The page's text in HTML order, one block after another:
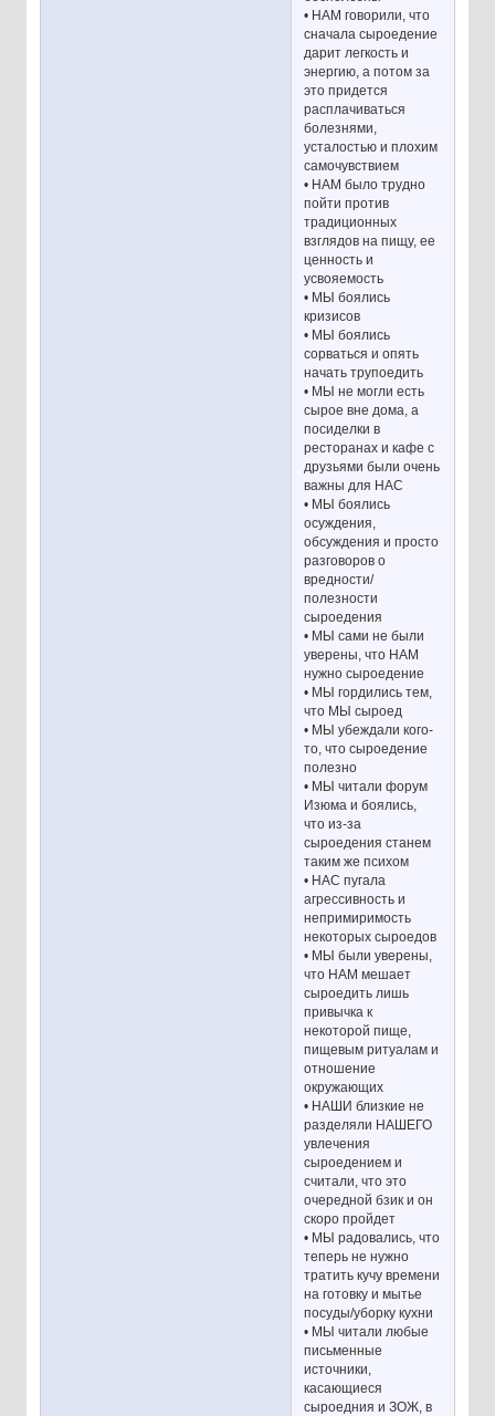
• НАМ говорили, что
сначала сыроедение
дарит легкость и
энергию, а потом за
это придется
расплачиваться
болезнями,
усталостью и плохим
самочувствием
• НАМ было трудно
пойти против
традиционных
взглядов на пищу, ее
ценность и
усвояемость
• МЫ боялись
кризисов
• МЫ боялись
сорваться и опять
начать трупоедить
• МЫ не могли есть
сырое вне дома, а
посиделки в
ресторанах и кафе с
друзьями были очень
важны для НАС
• МЫ боялись
осуждения,
обсуждения и просто
разговоров о
вредности/
полезности
сыроедения
• МЫ сами не были
уверены, что НАМ
нужно сыроедение
• МЫ гордились тем,
что МЫ сыроед
• МЫ убеждали кого-
то, что сыроедение
полезно
• МЫ читали форум
Изюма и боялись,
что из-за
сыроедения станем
таким же психом
• НАС пугала
агрессивность и
непримиримость
некоторых сыроедов
• МЫ были уверены,
что НАМ мешает
сыроедить лишь
привычка к
некоторой пище,
пищевым ритуалам и
отношение
окружающих
• НАШИ близкие не
разделяли НАШЕГО
увлечения
сыроедением и
считали, что это
очередной бзик и он
скоро пройдет
• МЫ радовались, что
теперь не нужно
тратить кучу времени
на готовку и мытье
посуды/уборку кухни
• МЫ читали любые
письменные
источники,
касающиеся
сыроедния и ЗОЖ, в